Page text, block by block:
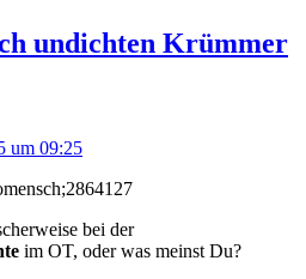
undichten Krümmer
um 09:25
bei der
im OT, oder was meinst Du?